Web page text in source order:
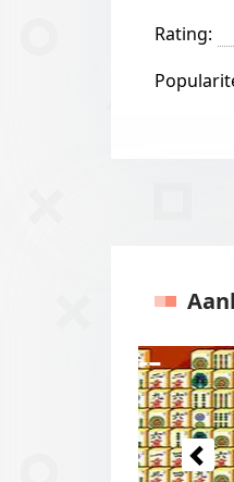
Rating: